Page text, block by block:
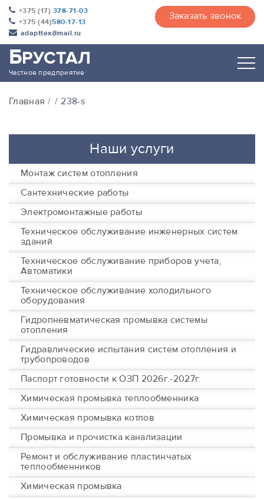
+375 (17) 378-71-03
+375 (44)580-17-13
adapttex@mail.ru
Заказать звонок
БРУСТАЛ
Частное предприятие
Главная 238-s
Наши услуги
Монтаж систем отопления
Сантехнические работы
Электромонтажные работы
Техническое обслуживание инженерных систем
зданий
Техническое обслуживание приборов учета,
Автоматики
Техническое обслуживание холодильного
оборудования
Гидропневматическая промывка системы
отопления
Гидравлические испытания систем отопления и
трубопроводов
Паспорт готовности к ОЗП 2026г.-2027г.
Химическая промывка теплообменника
Химическая промывка котлов
Промывка и прочистка канализации
Ремонт и обслуживание пластинчатых
теплообменников
Химическая промывка